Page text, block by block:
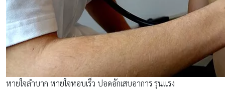
หายใจลำบาก หายใจหอบเร็ว ปอดอักเสบอาการ รุนแรง